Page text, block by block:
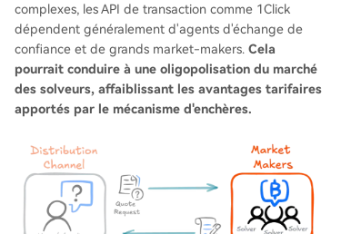
complexes, les API de transaction comme 1Click
dépendent généralement d'agents d'échange de
confiance et de grands market-makers. Cela
pourrait conduire à une oligopolisation du marché
des solveurs, affaiblissant les avantages tarifaires
apportés par le mécanisme d'enchères.